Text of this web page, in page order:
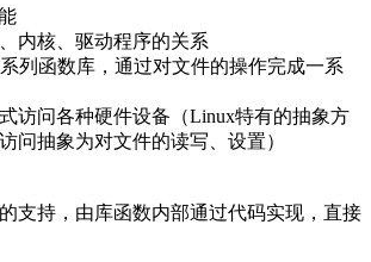
内核、驱动程序的关系
列函数库，通过对文件的操作完成一系
访问各种硬件设备（Linux特有的抽象方
问抽象为对文件的读写、设置）
支持，由库函数内部通过代码实现，直接